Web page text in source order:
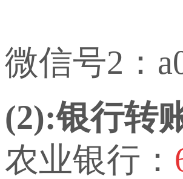
微信号2：
(2):银行转
农业银行：